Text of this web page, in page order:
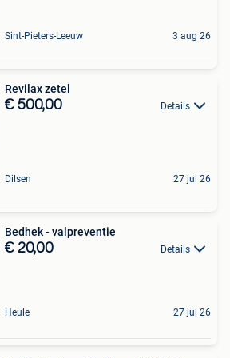
Sint-Pieters-Leeuw 3 aug 26
Revilax zetel
€ 500,00 Details
Dilsen 27 jul 26
Bedhek - valpreventie
€ 20,00 Details
Heule 27 jul 26